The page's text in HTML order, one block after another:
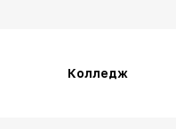
Колледж